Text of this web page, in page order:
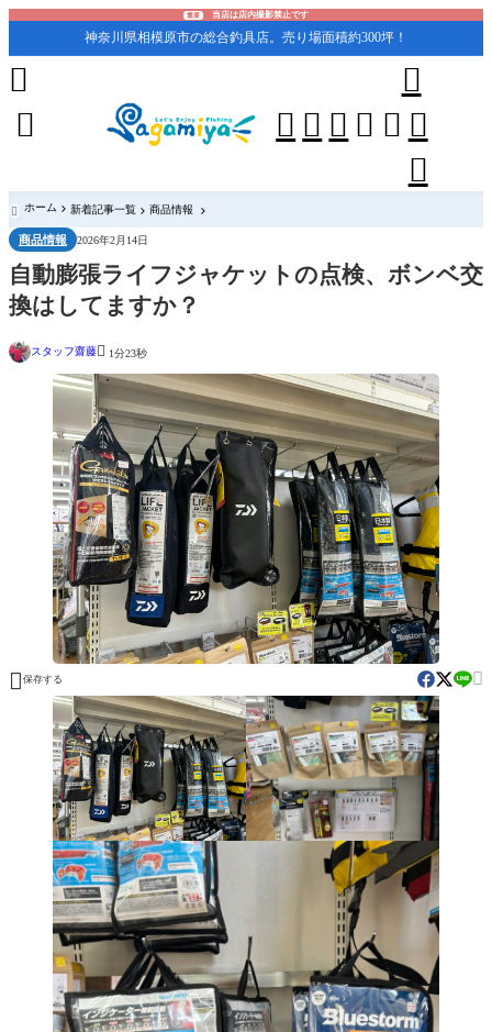
重要 当店は店内撮影禁止です
神奈川県相模原市の総合釣具店。売り場面積約300坪！
    





 ホーム 新着記事一覧 商品情報
商品情報 2026年2月14日
自動膨張ライフジャケットの点検、ボンベ交
換はしてますか？
スタッフ齋藤 1分23秒
 保存する 